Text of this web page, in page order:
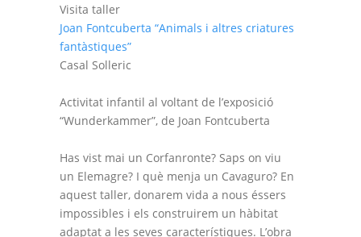
Visita taller
Joan Fontcuberta “Animals i altres criatures
fantàstiques”
Casal Solleric
Activitat infantil al voltant de l’exposició
“Wunderkammer”, de Joan Fontcuberta
Has vist mai un Corfanronte? Saps on viu
un Elemagre? I què menja un Cavaguro? En
aquest taller, donarem vida a nous éssers
impossibles i els construirem un hàbitat
adaptat a les seves característiques. L’obra